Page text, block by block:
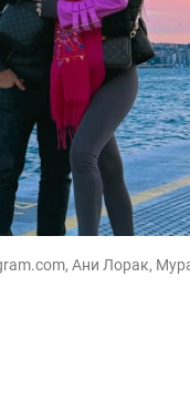
Ани Лорак,